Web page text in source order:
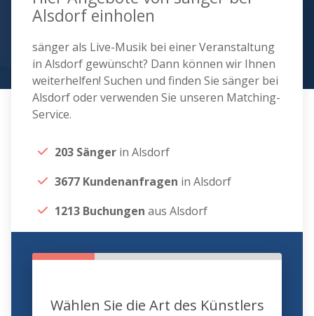
Alsdorf einholen
sänger als Live-Musik bei einer Veranstaltung
in Alsdorf gewünscht? Dann können wir Ihnen
weiterhelfen! Suchen und finden Sie sänger bei
Alsdorf oder verwenden Sie unseren Matching-
Service.
203 Sänger in Alsdorf
3677 Kundenanfragen in Alsdorf
1213 Buchungen aus Alsdorf
Wählen Sie die Art des Künstlers